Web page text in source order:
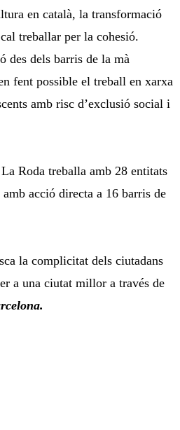
en català, la transformació
treballar per la cohesió.
des dels barris de la mà
fent possible el treball en xarxa
amb risc d’exclusió social i
Roda treballa amb 28 entitats
acció directa a 16 barris de
la complicitat dels ciutadans
a una ciutat millor a través de